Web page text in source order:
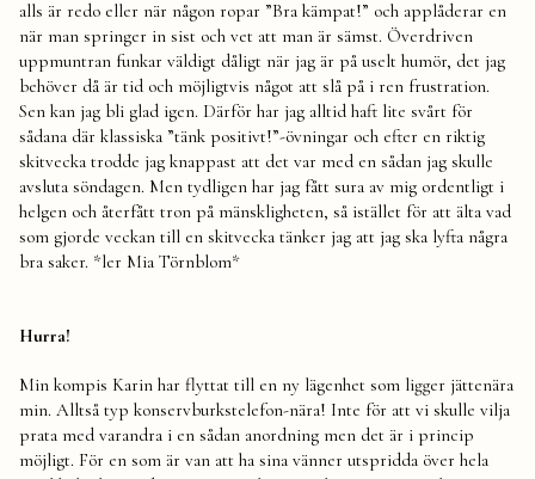
alls är redo eller när någon ropar ”Bra kämpat!” och applåderar en
när man springer in sist och vet att man är sämst. Överdriven
uppmuntran funkar väldigt dåligt när jag är på uselt humör, det jag
behöver då är tid och möjligtvis något att slå på i ren frustration.
Sen kan jag bli glad igen. Därför har jag alltid haft lite svårt för
sådana där klassiska ”tänk positivt!”-övningar och efter en riktig
skitvecka trodde jag knappast att det var med en sådan jag skulle
avsluta söndagen. Men tydligen har jag fått sura av mig ordentligt i
helgen och återfått tron på mänskligheten, så istället för att älta vad
som gjorde veckan till en skitvecka tänker jag att jag ska lyfta några
bra saker. *ler Mia Törnblom*
Hurra!
Min kompis Karin har flyttat till en ny lägenhet som ligger jättenära
min. Alltså typ konservburkstelefon-nära! Inte för att vi skulle vilja
prata med varandra i en sådan anordning men det är i princip
möjligt. För en som är van att ha sina vänner utspridda över hela